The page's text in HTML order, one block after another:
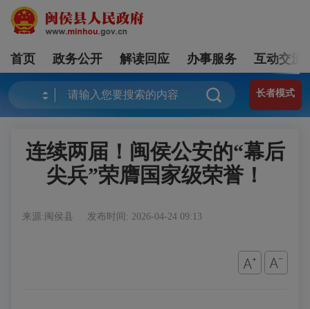
首页 政务公开 解读回应 办事服务 互动交流
长者模式
连续两届！闽侯公安的“幕后
尖兵”荣膺国家级荣誉！
来源:闽侯县 发布时间: 2026-04-24 09:13